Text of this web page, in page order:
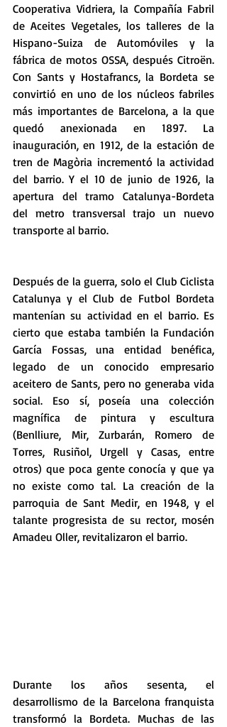
Cooperativa Vidriera, la Compañía Fabril
de Aceites Vegetales, los talleres de la
Hispano-Suiza de Automóviles y la
fábrica de motos OSSA, después Citroën.
Con Sants y Hostafrancs, la Bordeta se
convirtió en uno de los núcleos fabriles
más importantes de Barcelona, a la que
quedó anexionada en 1897. La
inauguración, en 1912, de la estación de
tren de Magòria incrementó la actividad
del barrio. Y el 10 de junio de 1926, la
apertura del tramo Catalunya-Bordeta
del metro transversal trajo un nuevo
transporte al barrio.
Después de la guerra, solo el Club Ciclista
Catalunya y el Club de Futbol Bordeta
mantenían su actividad en el barrio. Es
cierto que estaba también la Fundación
García Fossas, una entidad benéfica,
legado de un conocido empresario
aceitero de Sants, pero no generaba vida
social. Eso sí, poseía una colección
magnífica de pintura y escultura
(Benlliure, Mir, Zurbarán, Romero de
Torres, Rusiñol, Urgell y Casas, entre
otros) que poca gente conocía y que ya
no existe como tal. La creación de la
parroquia de Sant Medir, en 1948, y el
talante progresista de su rector, mosén
Amadeu Oller, revitalizaron el barrio.
Durante los años sesenta, el
desarrollismo de la Barcelona franquista
transformó la Bordeta. Muchas de las